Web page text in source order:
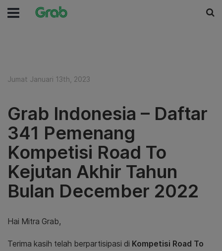
Jumat Januari 13th, 2023
Grab Indonesia – Daftar
341 Pemenang
Kompetisi Road To
Kejutan Akhir Tahun
Bulan December 2022
Hai Mitra Grab,
Terima kasih telah berpartisipasi di Kompetisi Road To